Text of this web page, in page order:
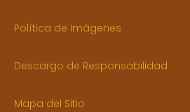
Política de Imágenes
Descargo de Responsabilidad
Mapa del Sitio